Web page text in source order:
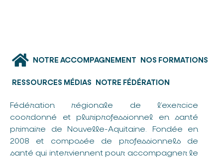
NOTRE ACCOMPAGNEMENT NOS FORMATIONS
RESSOURCES MÉDIAS NOTRE FÉDÉRATION
Fédération régionale de l’exercice
coordonné et pluriprofessionnel en santé
primaire de Nouvelle-Aquitaine. Fondée en
2008 et composée de professionnels de
santé qui interviennent pour accompagner le